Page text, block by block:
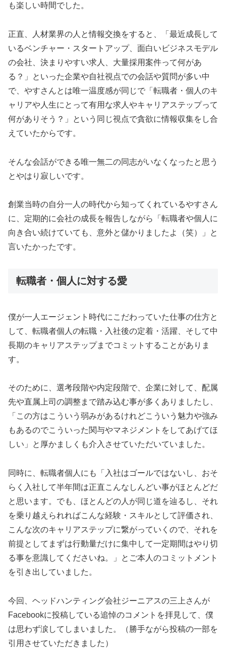
も楽しい時間でした。
正直、人材業界の人と情報交換をすると、「最近成長して
いるベンチャー・スタートアップ、面白いビジネスモデル
の会社、決まりやすい求人、大量採用案件って何があ
る？」といった企業や自社視点での会話や質問が多い中
で、やすさんとは唯一温度感が同じで「転職者・個人のキ
ャリアや人生にとって有用な求人やキャリアステップって
何がありそう？」という同じ視点で貪欲に情報収集をし合
えていたからです。
そんな会話ができる唯一無二の同志がいなくなったと思う
とやはり寂しいです。
創業当時の自分一人の時代から知ってくれているやすさん
に、定期的に会社の成長を報告しながら「転職者や個人に
向き合い続けていても、意外と儲かりましたよ（笑）」と
言いたかったです。
転職者・個人に対する愛
僕が一人エージェント時代にこだわっていた仕事の仕方と
して、転職者個人の転職・入社後の定着・活躍、そして中
長期のキャリアステップまでコミットすることがありま
す。
そのために、選考段階や内定段階で、企業に対して、配属
先や直属上司の調整まで踏み込む事が多くありましたし、
「この方はこういう弱みがあるけれどこういう魅力や強み
もあるのでこういった関与やマネジメントをしてあげてほ
しい」と厚かましくも介入させていただいていました。
同時に、転職者個人にも「入社はゴールではないし、おそ
らく入社して半年間は正直こんなしんどい事がほとんどだ
と思います。でも、ほとんどの人が同じ道を辿るし、それ
を乗り越えられればこんな経験・スキルとして評価され、
こんな次のキャリアステップに繋がっていくので、それを
前提としてまずは行動量だけに集中して一定期間はやり切
る事を意識してくださいね。」とご本人のコミットメント
を引き出していました。
今回、ヘッドハンティング会社ジーニアスの三上さんが
Facebookに投稿している追悼のコメントを拝見して、僕
は思わず涙してしまいました。（勝手ながら投稿の一部を
引用させていただきました）